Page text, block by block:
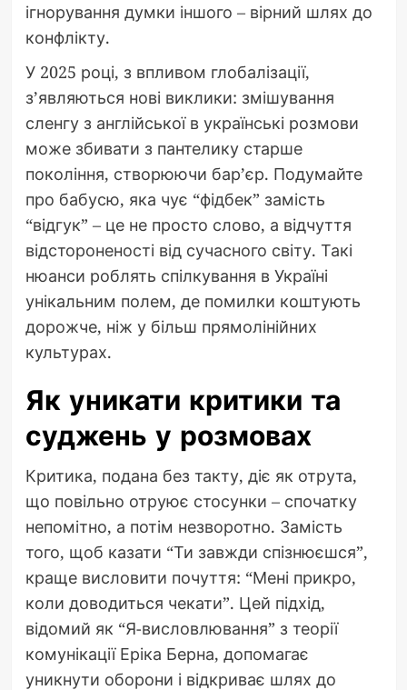
ігнорування думки іншого – вірний шлях до
конфлікту.
У 2025 році, з впливом глобалізації,
з’являються нові виклики: змішування
сленгу з англійської в українські розмови
може збивати з пантелику старше
покоління, створюючи бар’єр. Подумайте
про бабусю, яка чує “фідбек” замість
“відгук” – це не просто слово, а відчуття
відстороненості від сучасного світу. Такі
нюанси роблять спілкування в Україні
унікальним полем, де помилки коштують
дорожче, ніж у більш прямолінійних
культурах.
Як уникати критики та
суджень у розмовах
Критика, подана без такту, діє як отрута,
що повільно отруює стосунки – спочатку
непомітно, а потім незворотно. Замість
того, щоб казати “Ти завжди спізнюєшся”,
краще висловити почуття: “Мені прикро,
коли доводиться чекати”. Цей підхід,
відомий як “Я-висловлювання” з теорії
комунікації Еріка Берна, допомагає
уникнути оборони і відкриває шлях до